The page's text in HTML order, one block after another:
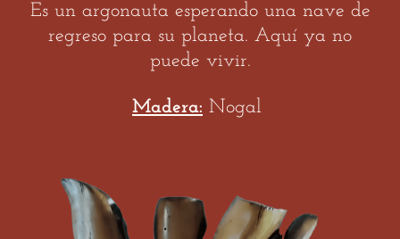
Es un argonauta esperando una nave de
regreso para su planeta. Aquí ya no
puede vivir.
Madera: Nogal